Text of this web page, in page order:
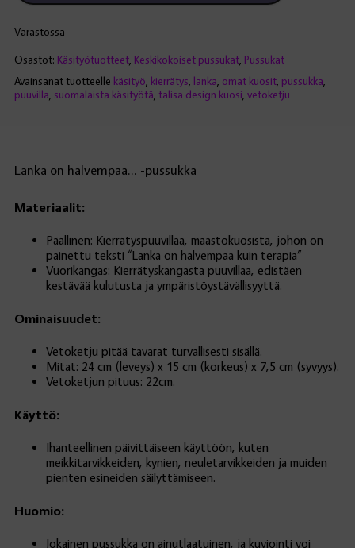
Varastossa
pussukka,
maastokuosi
Osastot: Käsityötuotteet, Keskikokoiset pussukat, Pussukat
Avainsanat tuotteelle käsityö kierrätys lanka omat kuosit, pussukka
puuvilla suomalaista käsityötä talisa design kuosi vetoketju
Lanka on halvempaa… -pussukka
Materiaalit:
Päällinen: Kierrätyspuuvillaa, maastokuosista, johon on
painettu teksti “Lanka on halvempaa kuin terapia”
Vuorikangas: Kierrätyskangasta puuvillaa, edistäen
kestävää kulutusta ja ympäristöystävällisyyttä.
Ominaisuudet:
Vetoketju pitää tavarat turvallisesti sisällä.
Mitat: 24 cm (leveys) x 15 cm (korkeus) x 7,5 cm (syvyys).
Vetoketjun pituus: 22cm.
Käyttö:
Ihanteellinen päivittäiseen käyttöön, kuten
meikkitarvikkeiden, kynien, neuletarvikkeiden ja muiden
pienten esineiden säilyttämiseen.
Huomio:
Jokainen pussukka on ainutlaatuinen, ja kuviointi voi